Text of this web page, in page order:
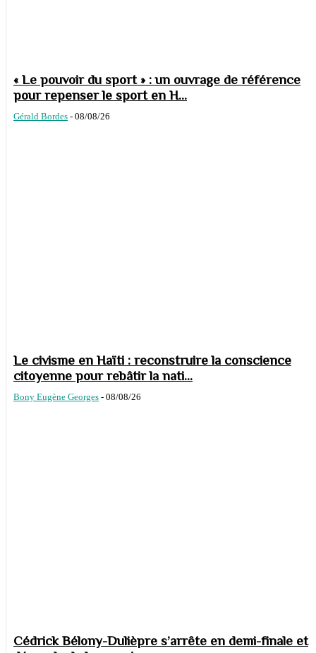
« Le pouvoir du sport » : un ouvrage de référence
pour repenser le sport en H...
Gérald Bordes - 08/08/26
Le civisme en Haïti : reconstruire la conscience
citoyenne pour rebâtir la nati...
Bony Eugène Georges - 08/08/26
Cédrick Bélony-Dulièpre s’arrête en demi-finale et